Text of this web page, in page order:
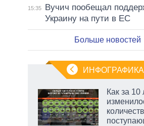
15:35
Вучич пообещал
Украину на пути в ЕС
Больше новостей
ИНФОГРАФИКА
Как за 10